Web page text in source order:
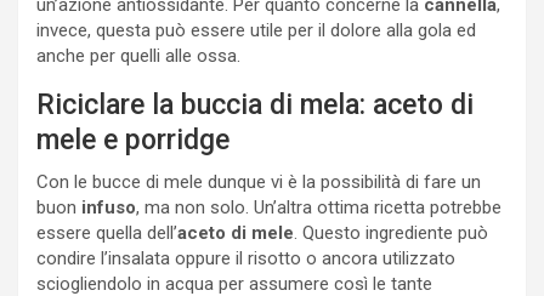
invece, questa può essere utile per il dolore alla gola ed
anche per quelli alle ossa.
Riciclare la buccia di mela: aceto di
mele e porridge
Con le bucce di mele dunque vi è la possibilità di fare un
buon infuso, ma non solo. Un’altra ottima ricetta potrebbe
essere quella dell’aceto di mele . Questo ingrediente può
condire l’insalata oppure il risotto o ancora utilizzato
sciogliendolo in acqua per assumere così le tante